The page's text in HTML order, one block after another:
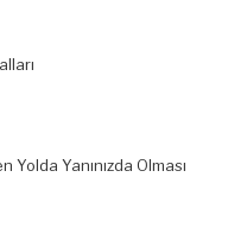
Yolda Yanınızda Olması